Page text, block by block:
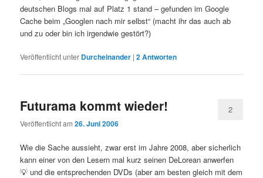
deutschen Blogs mal auf Platz 1 stand – gefunden im Google
Cache beim „Googlen nach mir selbst“ (macht ihr das auch ab
und zu oder bin ich irgendwie gestört?)
Veröffentlicht unter Durcheinander |2Antworten
Futurama kommt wieder!
Veröffentlicht am26. Juni 2006
2
Wie die Sache aussieht, zwar erst im Jahre 2008, aber sicherlich
kann einer von den Lesern mal kurz seinen DeLorean anwerfen
💡 und die entsprechenden DVDs (aber am besten gleich mit dem